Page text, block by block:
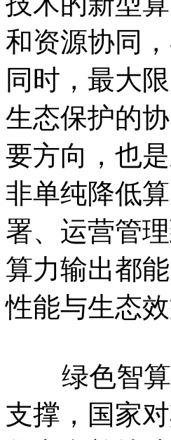
和资源协同
同时，最大
生态保护的
要方向，也
非单纯降低
署、运营管
算力输出都
性能与生态效
绿色智算
支撑，国家